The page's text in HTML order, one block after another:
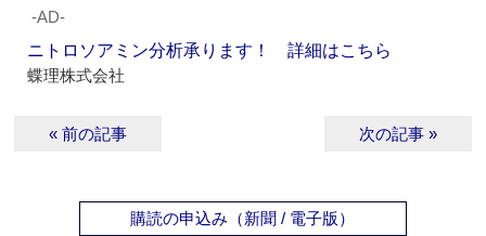
‐AD‐
ニトロソアミン分析承ります！ 詳細はこちら
蝶理株式会社
« 前の記事 次の記事 »
購読の申込み（新聞 / 電子版）